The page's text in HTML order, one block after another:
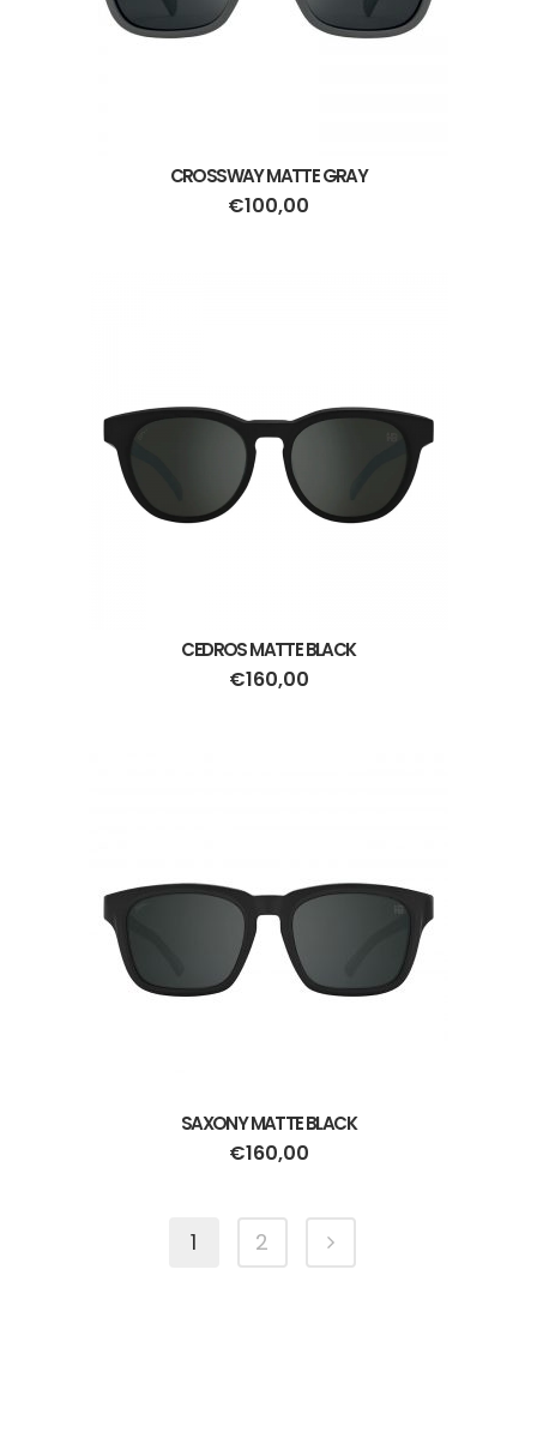
CROSSWAY MATTE GRAY
€100,00
CEDROS MATTE BLACK
€160,00
SAXONY MATTE BLACK
€160,00
1 2